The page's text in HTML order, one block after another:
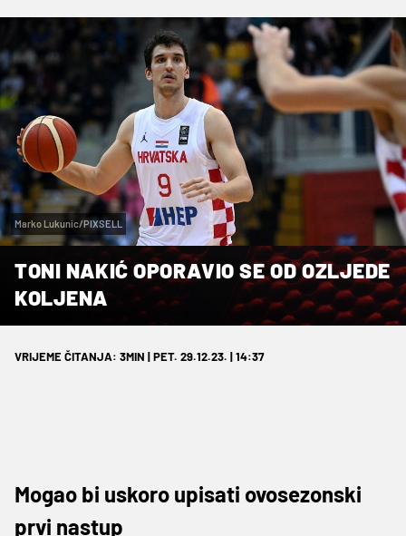
Marko Lukunic/PIXSELL
TONI NAKIĆ OPORAVIO SE OD OZLJEDE
KOLJENA
VRIJEME ČITANJA: 3MIN | PET. 29.12.23. | 14:37
Mogao bi uskoro upisati ovosezonski
prvi nastup